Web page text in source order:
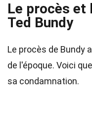
Le procès et
Ted Bundy
Le procès de Bundy
de l'époque. Voici
sa condamnation.